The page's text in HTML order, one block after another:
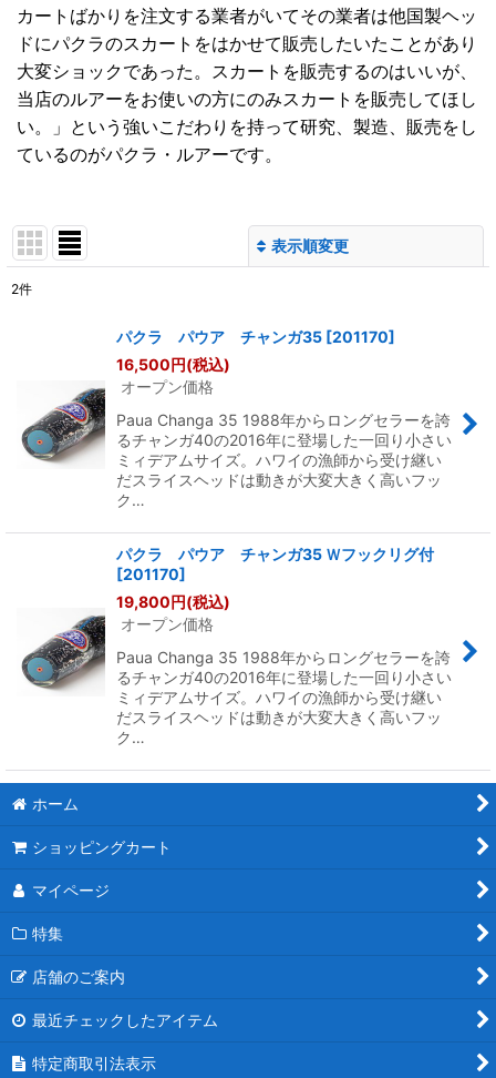
カートばかりを注文する業者がいてその業者は他国製ヘッ
ドにパクラのスカートをはかせて販売したいたことがあり
大変ショックであった。スカートを販売するのはいいが、
当店のルアーをお使いの方にのみスカートを販売してほし
い。」という強いこだわりを持って研究、製造、販売をし
ているのがパクラ・ルアーです。
表示順変更
絞り込む
2件
パクラ パウア チャンガ35 [201170]
16,500円(税込)
オープン価格
Paua Changa 35 1988年からロングセラーを誇
るチャンガ40の2016年に登場した一回り小さい
ミィデアムサイズ。ハワイの漁師から受け継い
だスライスヘッドは動きが大変大きく高いフッ
ク…
パクラ パウア チャンガ35 Ｗフックリグ付
[201170]
19,800円(税込)
オープン価格
Paua Changa 35 1988年からロングセラーを誇
るチャンガ40の2016年に登場した一回り小さい
ミィデアムサイズ。ハワイの漁師から受け継い
だスライスヘッドは動きが大変大きく高いフッ
ク…
ホーム
ショッピングカート
マイページ
特集
店舗のご案内
最近チェックしたアイテム
特定商取引法表示